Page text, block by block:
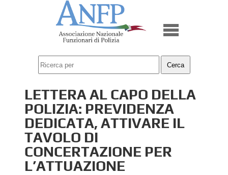
LETTERA AL CAPO DELLA
POLIZIA: PREVIDENZA
DEDICATA, ATTIVARE IL
TAVOLO DI
CONCERTAZIONE PER
L’ATTUAZIONE